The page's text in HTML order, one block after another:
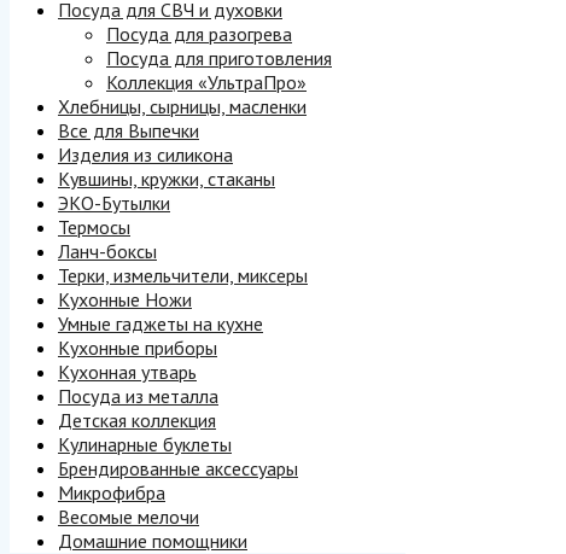
Посуда для СВЧ и духовки
Посуда для разогрева
Посуда для приготовления
Коллекция «УльтраПро»
Хлебницы, сырницы, масленки
Все для Выпечки
Изделия из силикона
Кувшины, кружки, стаканы
ЭКО-Бутылки
Термосы
Ланч-боксы
Терки, измельчители, миксеры
Кухонные Ножи
Умные гаджеты на кухне
Кухонные приборы
Кухонная утварь
Посуда из металла
Детская коллекция
Кулинарные буклеты
Брендированные аксессуары
Микрофибра
Весомые мелочи
Домашние помощники